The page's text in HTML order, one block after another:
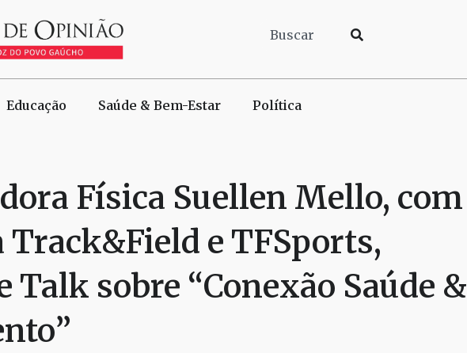
Educação Saúde & Bem-Estar Política
Física Suellen Mello, com
Track&Field e TFSports,
Talk sobre “Conexão Saúde &